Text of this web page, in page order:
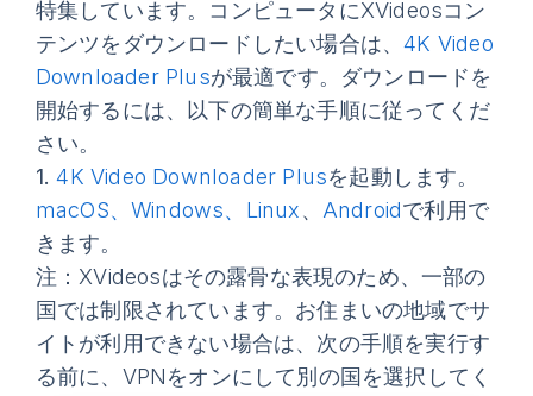
特集しています。コンピュータにXVideosコン
テンツをダウンロードしたい場合は、4K Video
Downloader Plusが最適です。ダウンロードを
開始するには、以下の簡単な手順に従ってくだ
さい。
1. 4K Video Downloader Plusを起動します。
macOS、Windows、Linux、 Androidで利用で
きます。
注 ：XVideosはその露骨な表現のため、一部の
国では制限されています。お住まいの地域でサ
イトが利用できない場合は、次の手順を実行す
る前に、VPNをオンにして別の国を選択してく